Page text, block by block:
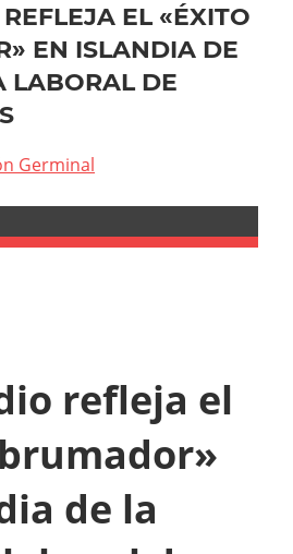
EL «ÉXITO
EN ISLANDIA DE
LABORAL DE
Germinal
refleja el
de la